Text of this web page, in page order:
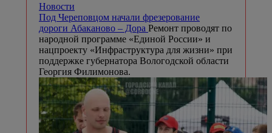
Новости
Под Череповцом начали фрезерование
дороги Абаканово – Дора Ремонт проводят по
народной программе «Единой России» и
нацпроекту «Инфраструктура для жизни» при
поддержке губернатора Вологодской области
Георгия Филимонова.